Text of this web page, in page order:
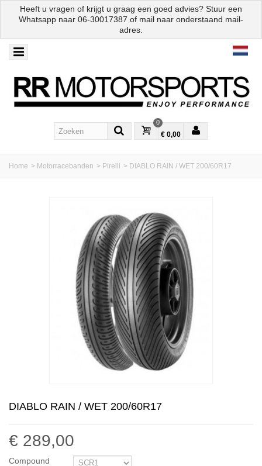
Heeft u vragen of krijgt u graag een goed advies? Stuur een
Whatsapp naar 06-30017387 of mail naar onderstaand mail-
adres.
0
€ 0,00
Home > Motorracebanden > Pirelli > DIABLO RAIN / WET 200/60R17
DIABLO RAIN / WET 200/60R17
€ 289,00
Compound